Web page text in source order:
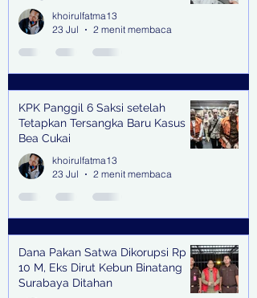
khoirulfatma13
23 Jul
2 menit membaca
KPK Panggil 6 Saksi setelah
Tetapkan Tersangka Baru Kasus
Bea Cukai
khoirulfatma13
23 Jul
2 menit membaca
Dana Pakan Satwa Dikorupsi Rp
10 M, Eks Dirut Kebun Binatang
Surabaya Ditahan